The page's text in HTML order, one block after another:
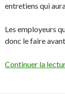
entretiens qui
Les employeurs
donc le faire
Continuer la